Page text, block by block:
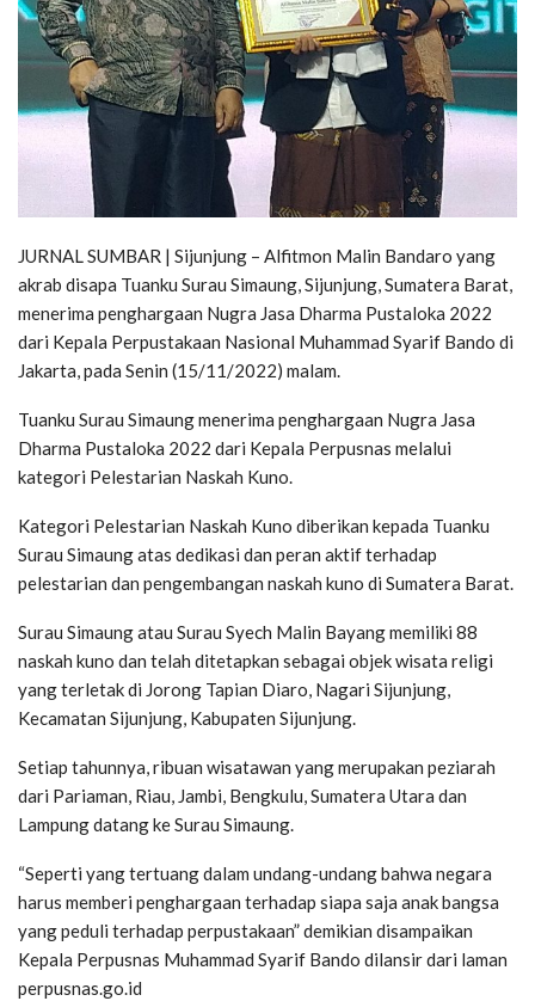
JURNAL SUMBAR | Sijunjung – Alfitmon Malin Bandaro yang
akrab disapa Tuanku Surau Simaung, Sijunjung, Sumatera Barat,
menerima penghargaan Nugra Jasa Dharma Pustaloka 2022
dari Kepala Perpustakaan Nasional Muhammad Syarif Bando di
Jakarta, pada Senin (15/11/2022) malam.
Tuanku Surau Simaung menerima penghargaan Nugra Jasa
Dharma Pustaloka 2022 dari Kepala Perpusnas melalui
kategori Pelestarian Naskah Kuno.
Kategori Pelestarian Naskah Kuno diberikan kepada Tuanku
Surau Simaung atas dedikasi dan peran aktif terhadap
pelestarian dan pengembangan naskah kuno di Sumatera Barat.
Surau Simaung atau Surau Syech Malin Bayang memiliki 88
naskah kuno dan telah ditetapkan sebagai objek wisata religi
yang terletak di Jorong Tapian Diaro, Nagari Sijunjung,
Kecamatan Sijunjung, Kabupaten Sijunjung.
Setiap tahunnya, ribuan wisatawan yang merupakan peziarah
dari Pariaman, Riau, Jambi, Bengkulu, Sumatera Utara dan
Lampung datang ke Surau Simaung.
“Seperti yang tertuang dalam undang-undang bahwa negara
harus memberi penghargaan terhadap siapa saja anak bangsa
yang peduli terhadap perpustakaan” demikian disampaikan
Kepala Perpusnas Muhammad Syarif Bando dilansir dari laman
perpusnas.go.id